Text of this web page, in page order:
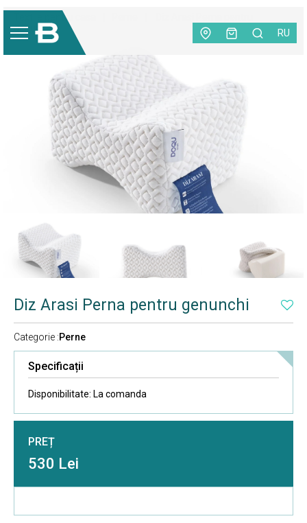
RU
Textile pentru casa
genunchi
Diz Arasi Perna pentru genunchi
Categorie :Perne
Specificații
Disponibilitate: La comanda
PREȚ
530 Lei